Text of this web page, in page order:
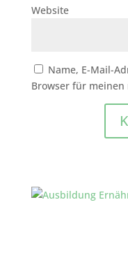
Website
Name, E-Mail-
Browser für